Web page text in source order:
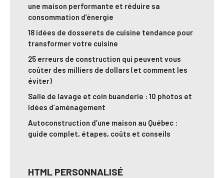
une maison performante et réduire sa
consommation d’énergie
18 idées de dosserets de cuisine tendance pour
transformer votre cuisine
25 erreurs de construction qui peuvent vous
coûter des milliers de dollars (et comment les
éviter)
Salle de lavage et coin buanderie : 10 photos et
idées d’aménagement
Autoconstruction d’une maison au Québec :
guide complet, étapes, coûts et conseils
HTML PERSONNALISÉ